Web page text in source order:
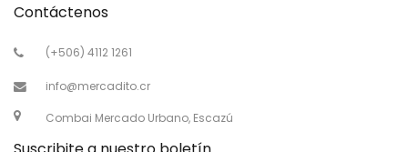
Contáctenos
(+506) 4112 1261
info@mercadito.cr
Combai Mercado Urbano, Escazú